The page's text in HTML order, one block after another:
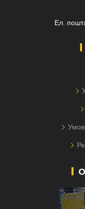
Ел.